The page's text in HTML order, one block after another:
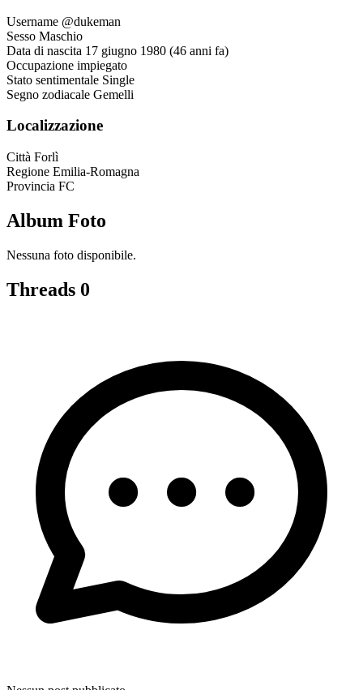
Username @dukeman
Sesso Maschio
Data di nascita 17 giugno 1980 (46 anni fa)
Occupazione impiegato
Stato sentimentale Single
Segno zodiacale Gemelli
Localizzazione
Città Forlì
Regione Emilia-Romagna
Provincia FC
Album Foto
Nessuna foto disponibile.
Threads 0